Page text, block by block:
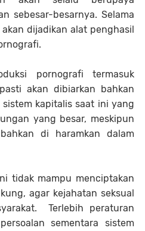
sebesar-besarnya. Selama
dijadikan alat penghasil
pornografi termasuk
akan dibiarkan bahkan
kapitalis saat ini yang
yang besar, meskipun
di haramkan dalam
tidak mampu menciptakan
agar kejahatan seksual
Terlebih peraturan
sementara sistem